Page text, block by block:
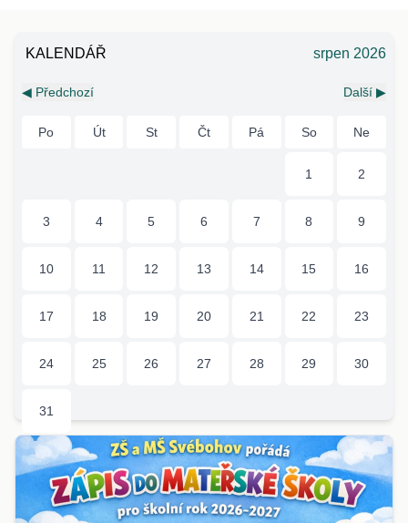
KALENDÁŘ srpen 2026
◀ Předchozí Další ▶
Po Út St Čt Pá So Ne
1 2
3 4 5 6 7 8 9
10 11 12 13 14 15 16
17 18 19 20 21 22 23
24 25 26 27 28 29 30
31